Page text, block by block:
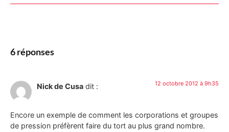
6 réponses
Nick de Cusa dit : 12 octobre 2012 à 9h35
Encore un exemple de comment les corporations et groupes
de pression préfèrent faire du tort au plus grand nombre.